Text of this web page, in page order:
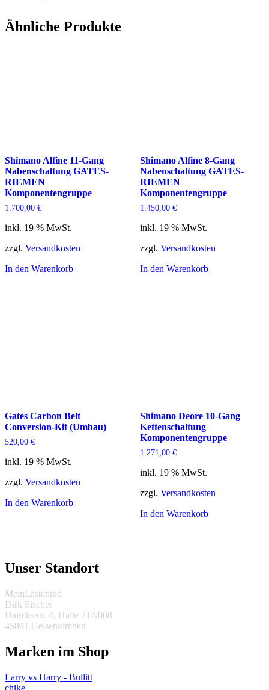
Ähnliche Produkte
Shimano Alfine 11-Gang
Nabenschaltung GATES-
RIEMEN
Komponentengruppe
1.700,00 €
inkl. 19 % MwSt.
zzgl. Versandkosten
In den Warenkorb
Shimano Alfine 8-Gang
Nabenschaltung GATES-
RIEMEN
Komponentengruppe
1.450,00 €
inkl. 19 % MwSt.
zzgl. Versandkosten
In den Warenkorb
Gates Carbon Belt
Conversion-Kit (Umbau)
520,00 €
inkl. 19 % MwSt.
zzgl. Versandkosten
In den Warenkorb
Shimano Deore 10-Gang
Kettenschaltung
Komponentengruppe
1.271,00 €
inkl. 19 % MwSt.
zzgl. Versandkosten
In den Warenkorb
Unser Standort
MeinLastenrad
Dirk Fischer
Daimlerstr. 4, Halle 214/008
45891 Gelsenkirchen
Marken im Shop
Larry vs Harry - Bullitt
chike